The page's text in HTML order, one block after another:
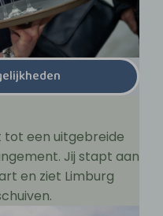
een uitgebreide
Jij stapt aan
en ziet Limburg